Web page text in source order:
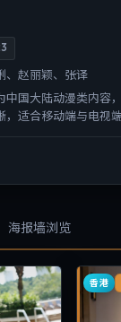
、赵丽颖、张译
中国大陆动漫类内容
，适合移动端与电视
海报墙浏览
香港